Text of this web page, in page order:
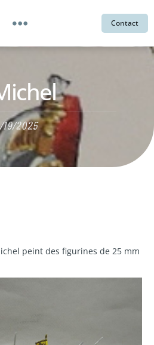
Contact
19/2025
peint des figurines de 25 mm